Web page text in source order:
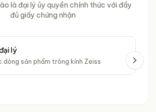
là đại lý ủy quyền chính thức với đầy
đủ giấy chứng nhận
lý
dòng sản phẩm tròng kính Zeiss